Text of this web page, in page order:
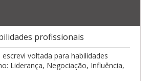
profissionais
voltada para habilidades
Liderança, Negociação, Influência,